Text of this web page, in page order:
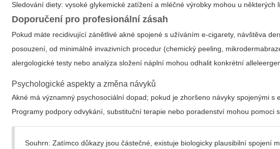
Sledování diety: vysoké glykemické zatížení a mléčné výrobky mohou u
Doporučení pro profesionální zásah
Pokud máte recidivující zánětlivé akné spojené s užíváním e‑cigarety, návštěva
posouzení, od minimálně invazivních procedur (chemický peeling,
alergologické testy nebo analýza složení náplní mohou odhalit konkrétní
Psychologické aspekty a změna návyků
Akné má významný psychosociální dopad; pokud je zhoršeno návyky spojenými
Programy podpory odvykání, substituční terapie nebo poradenství mohou pomoci
Souhrn: Zatímco důkazy jsou částečné, existuje biologicky plausibilní spojení